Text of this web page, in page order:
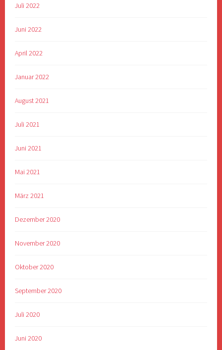
Juli 2022
Juni 2022
April 2022
Januar 2022
August 2021
Juli 2021
Juni 2021
Mai 2021
März 2021
Dezember 2020
November 2020
Oktober 2020
September 2020
Juli 2020
Juni 2020